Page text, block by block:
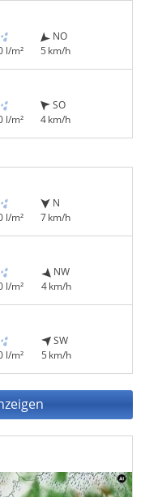
l/m²
NO
5 km/h
l/m²
SO
4 km/h
l/m²
N
7 km/h
l/m²
NW
4 km/h
l/m²
SW
5 km/h